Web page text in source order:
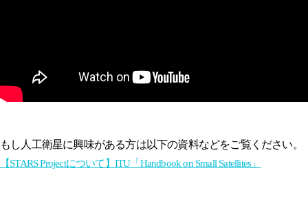
もし人工衛星に興味がある方は以下の資料などをご覧ください。
【STARS Projectについて】ITU「Handbook on Small Satellites」